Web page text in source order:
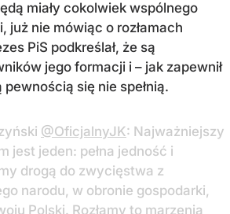
miały cokolwiek wspólnego
już nie mówiąc o rozłamach
PiS podkreślał, że są
jego formacji i – jak zapewnił
pewnością się nie spełnią.
@OficjalnyJK: Najważniejszy
jest jeden: pełna jedność i
drogą do zwycięstwa z
narodu, w obronie gospodarki,
Polski. Rozłamy to marzenia